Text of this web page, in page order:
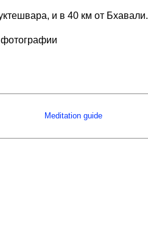
и в 40 км от Бхавали.
Meditation guide